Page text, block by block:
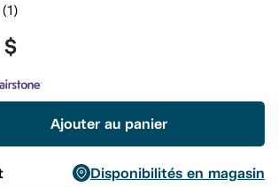
Lire
commentaire.
Lien
la
même
(1)
Ajouter au panier
Disponibilités en magasin